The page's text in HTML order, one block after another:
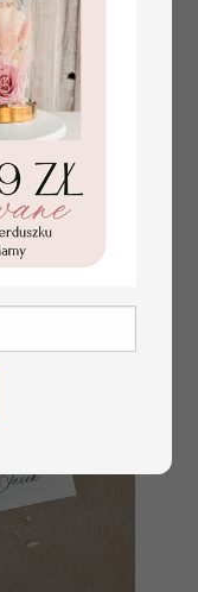
Promocja:
125.00 PLN